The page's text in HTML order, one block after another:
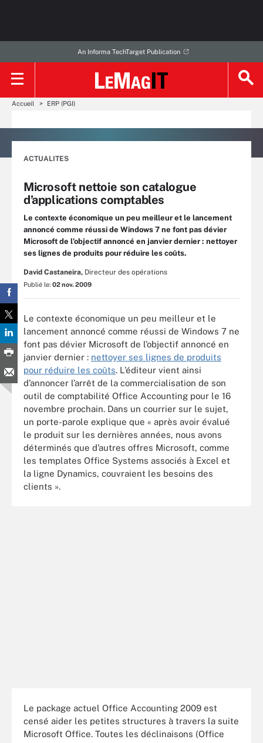
An Informa TechTarget Publication
Accueil ERP (PGI)
ACTUALITES
Microsoft nettoie son catalogue
d’applications comptables
Le contexte économique un peu meilleur et le lancement
annoncé comme réussi de Windows 7 ne font pas dévier
Microsoft de l’objectif annoncé en janvier dernier : nettoyer
ses lignes de produits pour réduire les coûts.
David Castaneira, Directeur des opérations
Publié le: 02 nov. 2009
Le contexte économique un peu meilleur et le
lancement annoncé comme réussi de Windows 7 ne
font pas dévier Microsoft de l’objectif annoncé en
janvier dernier : nettoyer ses lignes de produits
pour réduire les coûts. L’éditeur vient ainsi
d’annoncer l’arrêt de la commercialisation de son
outil de comptabilité Office Accounting pour le 16
novembre prochain. Dans un courrier sur le sujet,
un porte-parole explique que « après avoir évalué
le produit sur les dernières années, nous avons
déterminés que d’autres offres Microsoft, comme
les templates Office Systems associés à Excel et
la ligne Dynamics, couvraient les besoins des
clients ».
Le package actuel Office Accounting 2009 est
censé aider les petites structures à travers la suite
Microsoft Office. Toutes les déclinaisons (Office